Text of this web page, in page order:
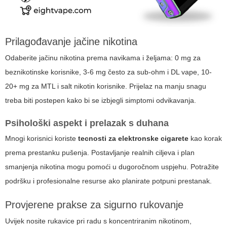
Prilagođavanje jačine nikotina
Odaberite jačinu nikotina prema navikama i željama: 0 mg za
beznikotinske korisnike, 3-6 mg često za sub-ohm i DL vape, 10-
20+ mg za MTL i salt nikotin korisnike. Prijelaz na manju snagu
treba biti postepen kako bi se izbjegli simptomi odvikavanja.
Psihološki aspekt i prelazak s duhana
Mnogi korisnici koriste tecnosti za elektronske cigarete kao korak
prema prestanku pušenja. Postavljanje realnih ciljeva i plan
smanjenja nikotina mogu pomoći u dugoročnom uspjehu. Potražite
podršku i profesionalne resurse ako planirate potpuni prestanak.
Provjerene prakse za sigurno rukovanje
Uvijek nosite rukavice pri radu s koncentriranim nikotinom,